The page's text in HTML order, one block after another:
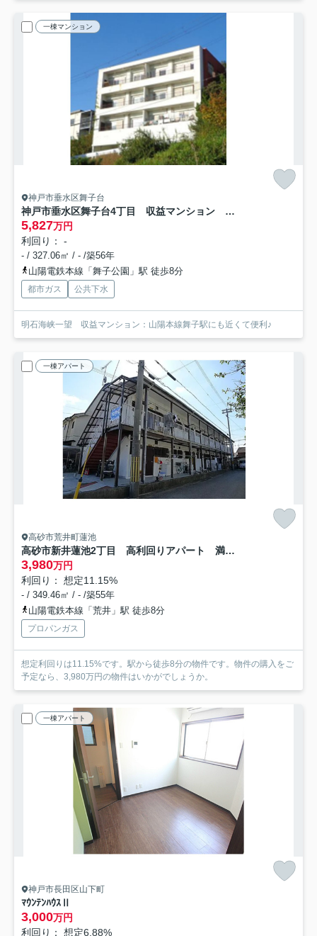
一棟マンション
神戸市垂水区舞子台
神戸市垂水区舞子台4丁目 収益マンション 明石海峡一望
5,827万円
利回り： -
- / 327.06㎡ / - /築56年
山陽電鉄本線「舞子公園」駅 徒歩8分
都市ガス 公共下水
明石海峡一望 収益マンション：山陽本線舞子駅にも近くて便利♪
一棟アパート
高砂市荒井町蓮池
高砂市新井蓮池2丁目 高利回りアパート 満室稼働中
3,980万円
利回り： 想定11.15%
- / 349.46㎡ / - /築55年
山陽電鉄本線「荒井」駅 徒歩8分
プロパンガス
想定利回りは11.15%です。駅から徒歩8分の物件です。物件の購入をご
予定なら、3,980万円の物件はいかがでしょうか。
一棟アパート
神戸市長田区山下町
ﾏｳﾝﾃﾝﾊｳｽⅡ
3,000万円
利回り： 想定6.88%